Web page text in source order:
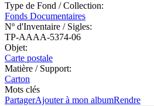
Type de Fond / Collection:
Fonds Documentaires
Nº d'Inventaire / Sigles:
TP-AAAA-5374-06
Objet:
Carte postale
Matière / Support:
Carton
Mots clés
PartagerAjouter à mon albumRendre